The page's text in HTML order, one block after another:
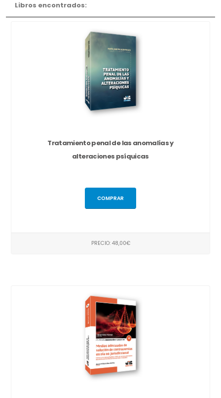
Libros encontrados:
Tratamiento penal de las anomalías y
alteraciones psíquicas
COMPRAR
PRECIO: 48,00€